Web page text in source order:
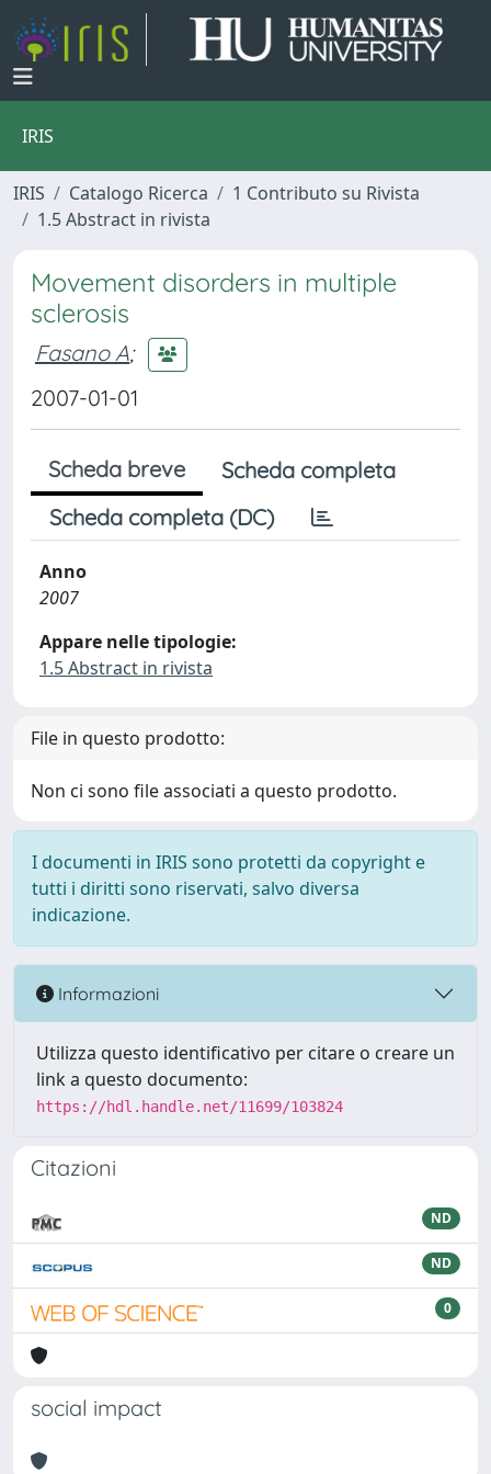
IRIS
IRIS Catalogo Ricerca
1 Contributo su Rivista
1.5 Abstract in rivista
Movement disorders in multiple
sclerosis
Fasano A;
2007-01-01
Scheda breve
Scheda completa
Scheda completa (DC)
Anno
2007
Appare nelle tipologie:
1.5 Abstract in rivista
File in questo prodotto:
Non ci sono file associati a questo prodotto.
I documenti in IRIS sono protetti da copyright e
tutti i diritti sono riservati, salvo diversa
indicazione.
Informazioni
Utilizza questo identificativo per citare o creare un
link a questo documento:
https://hdl.handle.net/11699/103824
Citazioni
ND
ND
0
social impact